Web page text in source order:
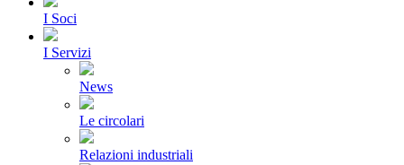
I Soci
I Servizi
News
Le circolari
Relazioni industriali